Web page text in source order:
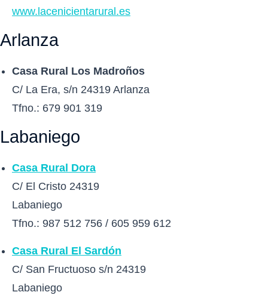
www.lacenicientarural.es
Arlanza
Casa Rural Los Madroños
C/ La Era, s/n 24319 Arlanza
Tfno.: 679 901 319
Labaniego
Casa Rural Dora
C/ El Cristo 24319
Labaniego
Tfno.: 987 512 756 / 605 959 612
Casa Rural El Sardón
C/ San Fructuoso s/n 24319
Labaniego